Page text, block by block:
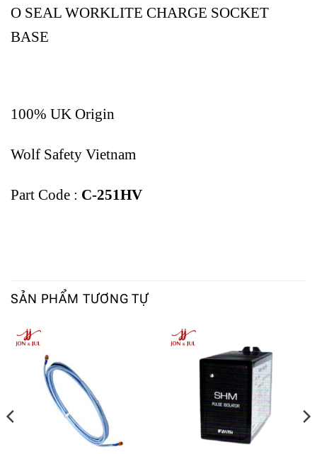
O SEAL WORKLITE CHARGE SOCKET
BASE
100% UK Origin
Wolf Safety Vietnam
Part Code : C-251HV
SẢN PHẨM TƯƠNG TỰ